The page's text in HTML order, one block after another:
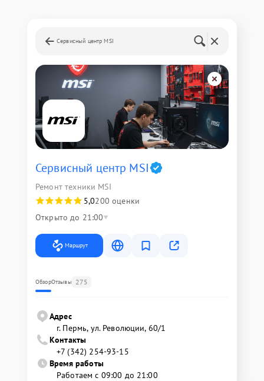
Сервисный центр MSI
Сервисный центр MSI
Ремонт техники MSI
5,0200 оценки
Открыто до 21:00
Маршрут
ОбзорОтзывы 275
Адрес
г. Пермь, ул. ​Революции, 60/1
Контакты
+7 (342) 254-93-15
Время работы
Работаем с 09:00 до 21:00